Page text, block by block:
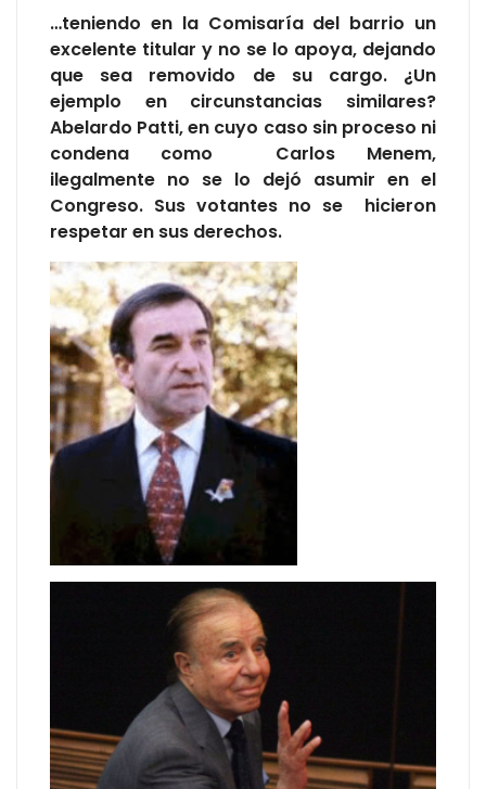
…teniendo en la Comisaría del barrio un
excelente titular y no se lo apoya, dejando
que sea removido de su cargo. ¿Un
ejemplo en circunstancias similares?
Abelardo Patti, en cuyo caso sin proceso ni
condena como Carlos Menem,
ilegalmente no se lo dejó asumir en el
Congreso. Sus votantes no se hicieron
respetar en sus derechos.